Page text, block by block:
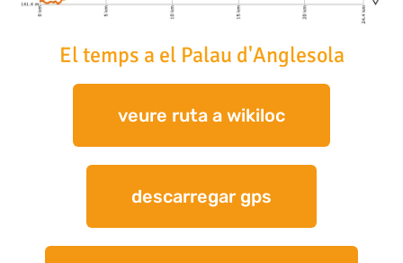
El temps a el Palau d'Anglesola
veure ruta a wikiloc
descarregar gps